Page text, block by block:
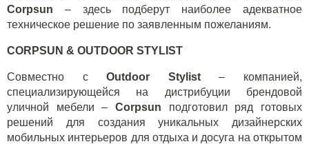
Corpsun
– здесь подберут наиболее адекватное
техническое решение по заявленным пожеланиям.
CORPSUN & OUTDOOR STYLIST
Совместно сOutdoor Stylist– компанией,
специализирующейся на дистрибуции брендовой
уличной мебели – Corpsun
подготовил ряд готовых
решений для создания уникальных дизайнерских
мобильных интерьеров для отдыха и досуга на открытом